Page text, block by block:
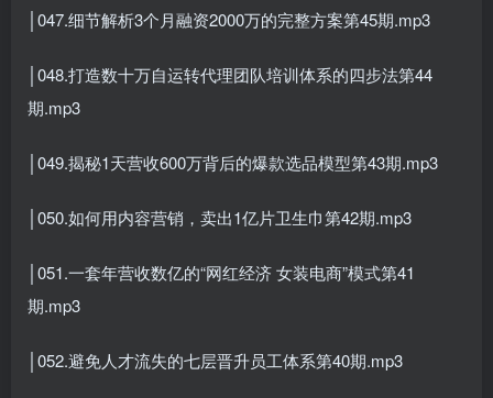
│047.细节解析3个月融资2000万的完整方案第45期.mp3
│048.打造数十万自运转代理团队培训体系的四步法第44
期.mp3
│049.揭秘1天营收600万背后的爆款选品模型第43期.mp3
│050.如何用内容营销，卖出1亿片卫生巾第42期.mp3
│051.一套年营收数亿的“网红经济 女装电商”模式第41
期.mp3
│052.避免人才流失的七层晋升员工体系第40期.mp3